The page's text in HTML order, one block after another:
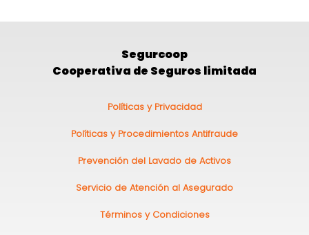
Segurcoop
Cooperativa de Seguros limitada
página
Políticas y Privacidad
Políticas y Procedimientos Antifraude
Prevención del Lavado de Activos
Servicio de Atención al Asegurado
Términos y Condiciones